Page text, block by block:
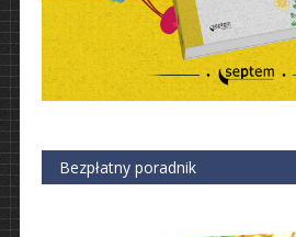
Bezpłatny poradnik